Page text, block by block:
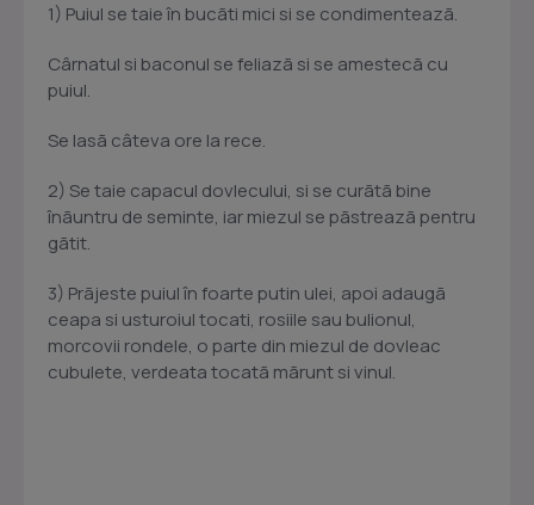
1) Puiul se taie în bucãti mici si se condimenteazã.
Cârnatul si baconul se feliazã si se amestecã cu
puiul.
Se lasã câteva ore la rece.
2) Se taie capacul dovlecului, si se curãtã bine
înãuntru de seminte, iar miezul se pãstreazã pentru
gãtit.
3) Prãjeste puiul în foarte putin ulei, apoi adaugã
ceapa si usturoiul tocati, rosiile sau bulionul,
morcovii rondele, o parte din miezul de dovleac
cubulete, verdeata tocatã mãrunt si vinul.